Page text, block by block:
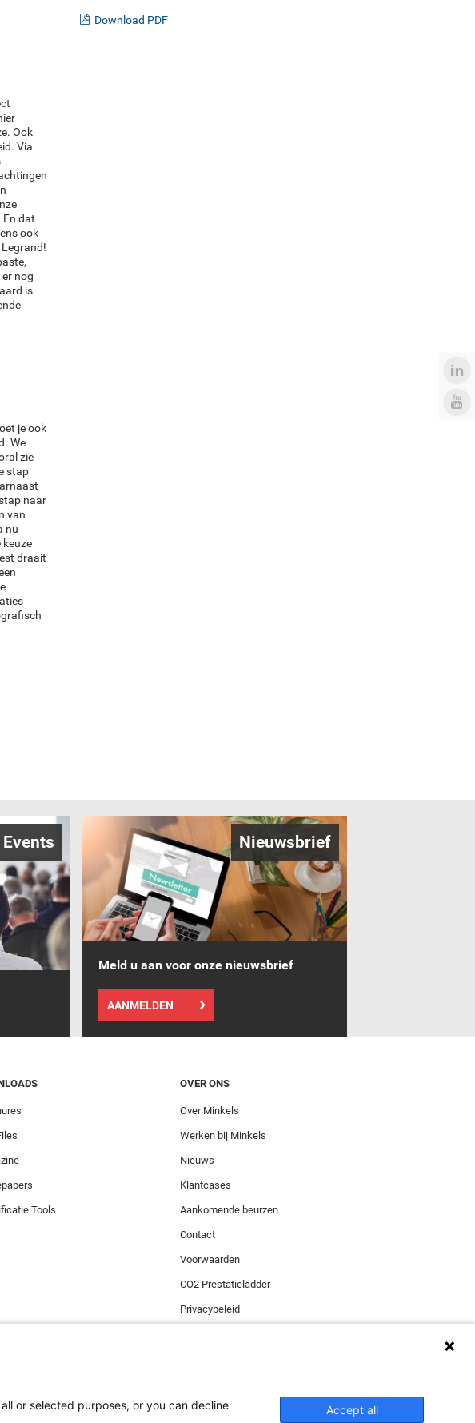
Ook
Via
En dat
ook
Legrand!
nog
is.
je ook
We
zie
stap
naar
van
nu
keuze
draait
Download PDF
Events Nieuwsbrief
Meld u aan voor onze nieuwsbrief
AANMELDEN
Tools
OVER ONS
Over Minkels
Werken bij Minkels
Nieuws
Klantcases
Aankomende beurzen
Contact
Voorwaarden
CO2 Prestatieladder
Privacybeleid
Functionele cookies zorgen voor de
or selected purposes, or you can decline
Accept all